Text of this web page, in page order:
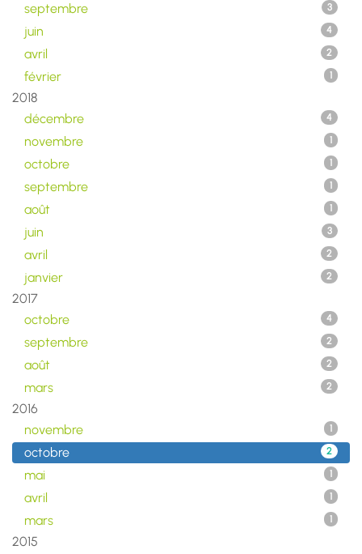
septembre 3
juin 4
avril 2
février 1
2018
décembre
4
novembre 1
octobre 1
septembre 1
août 1
juin 3
avril 2
janvier 2
2017
octobre
4
septembre 2
août 2
mars 2
2016
novembre
1
octobre 2
mai 1
avril 1
mars 1
2015